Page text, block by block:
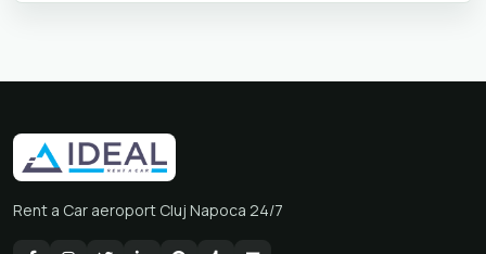
Rent a Car aeroport Cluj Napoca 24/7